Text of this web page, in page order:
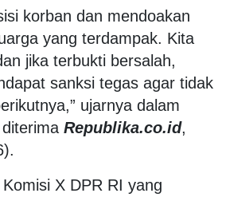
korban dan mendoakan
yang terdampak. Kita
jika terbukti bersalah,
sanksi tegas agar tidak
ujarnya dalam
Republika.co.id,
X DPR RI yang